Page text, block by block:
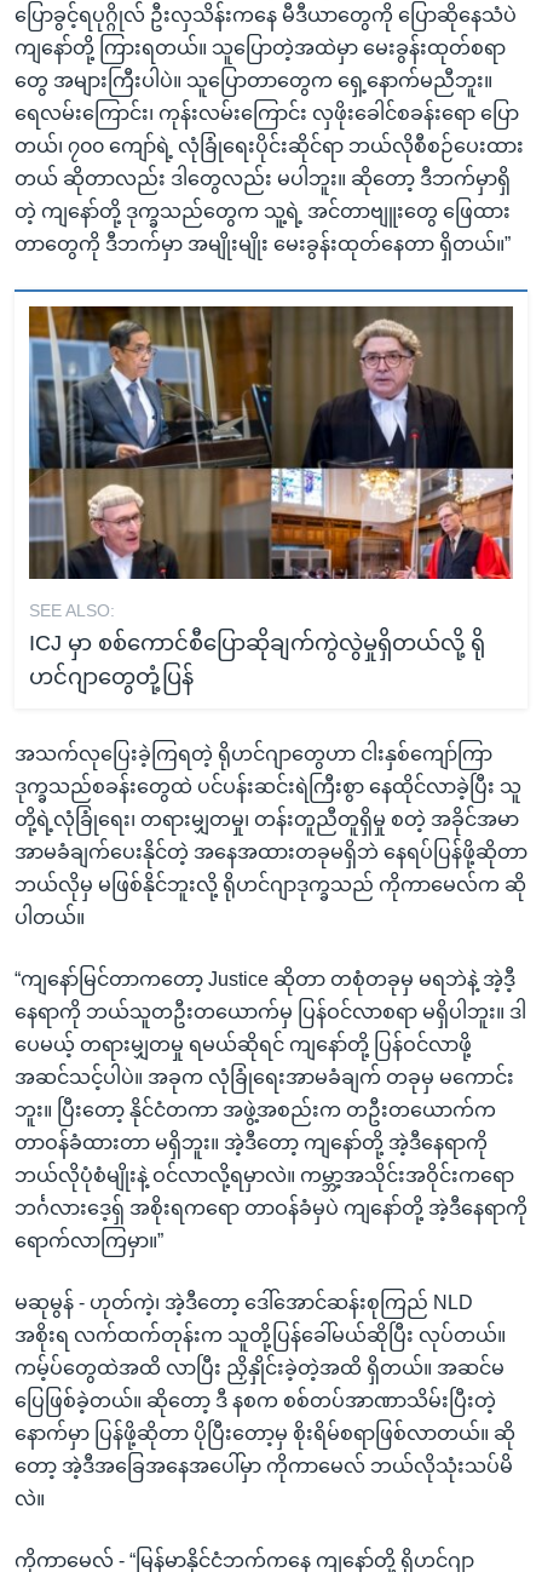
ပြောခွင့်ရပုဂ္ဂိုလ် ဦးလှသိန်းကနေ မီဒီယာတွေကို ပြောဆိုနေသံပဲ
ကျနော်တို့ ကြားရတယ်။ သူပြောတဲ့အထဲမှာ မေးခွန်းထုတ်စရာ
တွေ အများကြီးပါပဲ။ သူပြောတာတွေက ရှေ့နောက်မညီဘူး။
ရေလမ်းကြောင်း၊ ကုန်းလမ်းကြောင်း လှဖိုးခေါင်စခန်းရော ပြော
တယ်၊ ၇၀၀ ကျော်ရဲ့ လုံခြုံရေးပိုင်းဆိုင်ရာ ဘယ်လိုစီစဉ်ပေးထား
တယ် ဆိုတာလည်း ဒါတွေလည်း မပါဘူး။ ဆိုတော့ ဒီဘက်မှာရှိ
တဲ့ ကျနော်တို့ ဒုက္ခသည်တွေက သူ့ရဲ့ အင်တာဗျူးတွေ ဖြေထား
တာတွေကို ဒီဘက်မှာ အမျိုးမျိုး မေးခွန်းထုတ်နေတာ ရှိတယ်။”
SEE ALSO:
ICJ မှာ စစ်ကောင်စီပြောဆိုချက်ကွဲလွဲမှုရှိတယ်လို့ ရို
ဟင်ဂျာတွေတုံ့ပြန်
အသက်လုပြေးခဲ့ကြရတဲ့ ရိုဟင်ဂျာတွေဟာ ငါးနှစ်ကျော်ကြာ
ဒုက္ခသည်စခန်းတွေထဲ ပင်ပန်းဆင်းရဲကြီးစွာ နေထိုင်လာခဲ့ပြီး သူ
တို့ရဲ့လုံခြုံရေး၊ တရားမျှတမှု၊ တန်းတူညီတူရှိမှု စတဲ့ အခိုင်အမာ
အာမခံချက်ပေးနိုင်တဲ့ အနေအထားတခုမရှိဘဲ နေရပ်ပြန်ဖို့ဆိုတာ
ဘယ်လိုမှ မဖြစ်နိုင်ဘူးလို့ ရိုဟင်ဂျာဒုက္ခသည် ကိုကာမေလ်က ဆို
ပါတယ်။
“ကျနော်မြင်တာကတော့ Justice ဆိုတာ တစုံတခုမှ မရဘဲနဲ့ အဲ့ဒီ့
နေရာကို ဘယ်သူတဦးတယောက်မှ ပြန်ဝင်လာစရာ မရှိပါဘူး။ ဒါ
ပေမယ့် တရားမျှတမှု ရမယ်ဆိုရင် ကျနော်တို့ ပြန်ဝင်လာဖို့
အဆင်သင့်ပါပဲ။ အခုက လုံခြုံရေးအာမခံချက် တခုမှ မကောင်း
ဘူး။ ပြီးတော့ နိုင်ငံတကာ အဖွဲ့အစည်းက တဦးတယောက်က
တာဝန်ခံထားတာ မရှိဘူး။ အဲ့ဒီတော့ ကျနော်တို့ အဲ့ဒီနေရာကို
ဘယ်လိုပုံစံမျိုးနဲ့ ဝင်လာလို့ရမှာလဲ။ ကမ္ဘာ့အသိုင်းအဝိုင်းကရော
ဘင်္ဂလားဒေ့ရှ် အစိုးရကရော တာဝန်ခံမှပဲ ကျနော်တို့ အဲ့ဒီနေရာကို
ရောက်လာကြမှာ။”
မဆုမွန် - ဟုတ်ကဲ့၊ အဲ့ဒီတော့ ဒေါ်အောင်ဆန်းစုကြည် NLD
အစိုးရ လက်ထက်တုန်းက သူတို့ပြန်ခေါ်မယ်ဆိုပြီး လုပ်တယ်။
ကမ့်ပ်တွေထဲအထိ လာပြီး ညှိနှိုင်းခဲ့တဲ့အထိ ရှိတယ်။ အဆင်မ
ပြေဖြစ်ခဲ့တယ်။ ဆိုတော့ ဒီ နစက စစ်တပ်အာဏာသိမ်းပြီးတဲ့
နောက်မှာ ပြန်ဖို့ဆိုတာ ပိုပြီးတော့မှ စိုးရိမ်စရာဖြစ်လာတယ်။ ဆို
တော့ အဲ့ဒီအခြေအနေအပေါ်မှာ ကိုကာမေလ် ဘယ်လိုသုံးသပ်မိ
လဲ။
ကိုကာမေလ် - “မြန်မာနိုင်ငံဘက်ကနေ ကျနော်တို့ ရိုဟင်ဂျာ